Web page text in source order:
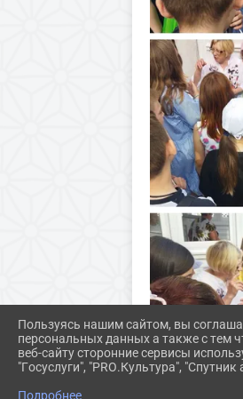
Пользуясь нашим сайтом, вы
персональных данных а также с тем
веб-сайту сторонние сервисы
"Госуслуги", "PRO.Культура", "Спутник